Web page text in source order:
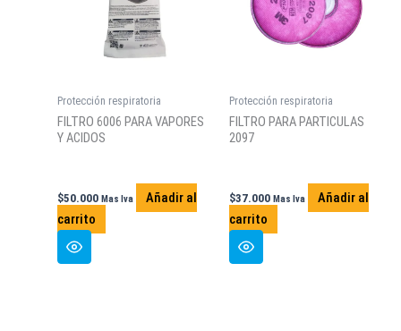
Protección respiratoria
FILTRO 6006 PARA VAPORES
Y ACIDOS
$50.000 Mas Iva
Añadir al
carrito
Protección respiratoria
FILTRO PARA PARTICULAS
2097
$37.000 Mas Iva
Añadir al
carrito